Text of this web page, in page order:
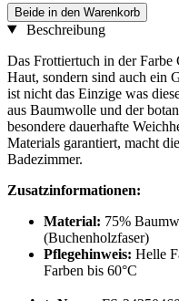
Beide in den Warenkorb
Beschreibung
Das Frottiertuch in der Farbe
Haut, sondern sind auch ein
ist nicht das Einzige was
aus Baumwolle und der
besondere dauerhafte
Materials garantiert, macht
Badezimmer.
Zusatzinformationen:
Material: 75%
(Buchenholzfaser)
Pflegehinweis: Helle
Farben bis 60°C